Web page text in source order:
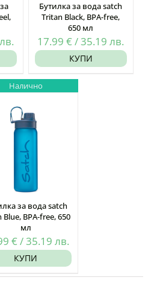
лв.
Бутилка за вода satch
Tritan Black, BPA-free,
650 мл
17.99€ /35.19лв.
КУПИ
Налично
за вода satch
Blue, BPA-free, 650
мл
€ /35.19 лв.
КУПИ